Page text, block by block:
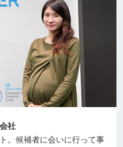
社
。候補者に会いに行って事